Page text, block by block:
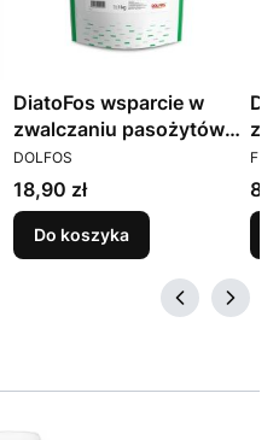
DiatoFos wsparcie w
zwalczaniu pasożytów
drobiu 1 kg
PRODUCENT
DOLFOS
Cena
18,90 zł
Do koszyka